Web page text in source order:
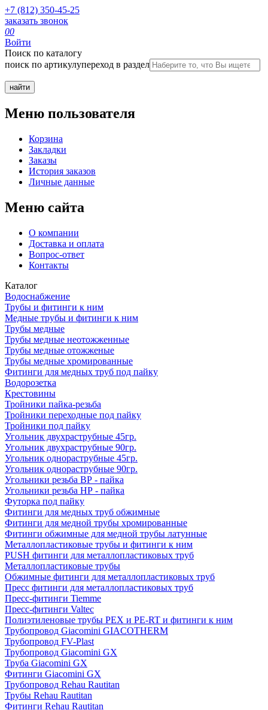
+7 (812) 350-45-25
заказать звонок
00
Войти
Поиск по каталогу
поиск по артикулупереход в раздел
Меню пользователя
Корзина
Закладки
Заказы
История заказов
Личные данные
Меню сайта
О компании
Доставка и оплата
Вопрос-ответ
Контакты
Каталог
Водоснабжение
Трубы и фитинги к ним
Медные трубы и фитинги к ним
Трубы медные
Трубы медные неотожженные
Трубы медные отожженые
Трубы медные хромированные
Фитинги для медных труб под пайку
Водорозетка
Крестовины
Тройники пайка-резьба
Тройники переходные под пайку
Тройники под пайку
Угольник двухраструбные 45гр.
Угольник двухраструбные 90гр.
Угольник однораструбные 45гр.
Угольник однораструбные 90гр.
Угольники резьба ВР - пайка
Угольники резьба НР - пайка
Футорка под пайку
Фитинги для медных труб обжимные
Фитинги для медной трубы хромированные
Фитинги обжимные для медной трубы латунные
Металлопластиковые трубы и фитинги к ним
PUSH фитинги для металлопластиковых труб
Металлопластиковые трубы
Обжимные фитинги для металлопластиковых труб
Пресс фитинги для металлопластиковых труб
Пресс-фитинги Tiemme
Пресс-фитинги Valtec
Полиэтиленовые трубы PEX и PE-RT и фитинги к ним
Трубопровод Giacomini GIACOTHERM
Трубопровод FV-Plast
Трубопровод Giacomini GX
Труба Giacomini GX
Фитинги Giacomini GX
Трубопровод Rehau Rautitan
Трубы Rehau Rautitan
Фитинги Rehau Rautitan